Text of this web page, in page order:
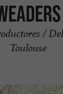
/
Toulouse